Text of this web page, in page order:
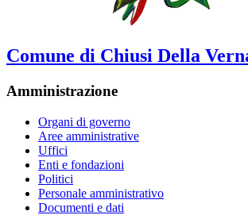
Comune di Chiusi Della
Amministrazione
Organi di governo
Aree amministrative
Uffici
Enti e fondazioni
Politici
Personale amministrativo
Documenti e dati